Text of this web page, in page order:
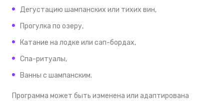
Дегустацию шампанских или тихих вин,
Прогулка по озеру,
Катание на лодке или сап-бордах,
Спа-ритуалы,
Ванны с шампанским.
Программа может быть изменена или адаптирована